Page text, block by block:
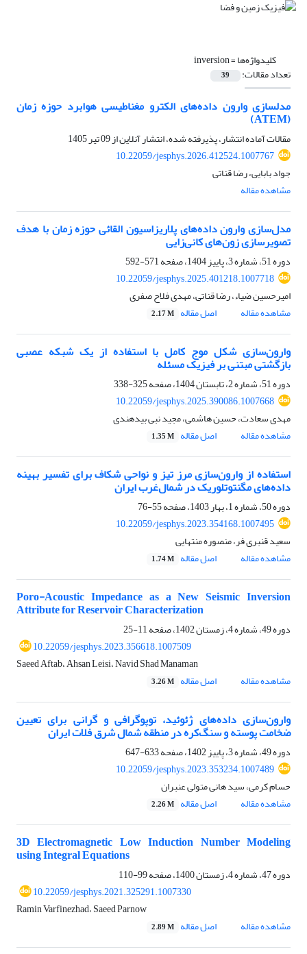
کلیدواژه‌ها =inversion
تعداد مقالات: 39
مدلسازی وارون داده‌های الکترو مغناطیسی هوابرد حوزه زمان
(ATEM)
مقالات آماده انتشار، پذیرفته شده، انتشار آنلاین از09 تیر 1405
10.22059/jesphys.2026.412524.1007767
جواد بابایی، رضا قناتی
مشاهده مقاله
مدل‌سازی وارون داده‌های پلاریزاسیون القائی حوزه زمان با هدف
تصویرسازی زون‌های کانی‌زایی
دوره 51، شماره 3، پاییز 1404، صفحه
571-592
10.22059/jesphys.2025.401218.1007718
امیرحسین ضیاء، رضا قناتی، مهدی فلاح صفری
مشاهده مقاله
اصل مقاله 2.17 M
وارون‌سازی شکل موج کامل با استفاده از یک شبکه عصبی
بازگشتی مبتنی ‌بر فیزیک مسئله
دوره 51، شماره 2، تابستان 1404، صفحه
325-338
10.22059/jesphys.2025.390086.1007668
مهدی سعادت، حسین هاشمی، مجید نبی بیدهندی
مشاهده مقاله
اصل مقاله 1.35 M
استفاده از وارون‌سازی مرز تیز و نواحی شکاف برای تفسیر بهینه
داد‌ه‌های مگنتوتلوریک در شمال‌غرب ایران
دوره 50، شماره 1، بهار 1403، صفحه
55-76
10.22059/jesphys.2023.354168.1007495
سعید قنبری فر، منصوره منتهایی
مشاهده مقاله
اصل مقاله 1.74 M
Poro-Acoustic Impedance as a New Seismic Inversion
Attribute for Reservoir Characterization
دوره 49، شماره 4، زمستان 1402، صفحه
11-25
10.22059/jesphys.2023.356618.1007509
Saeed Aftab، Ahsan Leisi، Navid Shad Manaman
مشاهده مقاله
اصل مقاله 3.26 M
وارون‌سازی داده‌های ژئوئید، توپوگرافی و گرانی برای تعیین
ضخامت پوسته و سنگ‌کره در منطقه‌ شمال شرق فلات ایران
دوره 49، شماره 3، پاییز 1402، صفحه
633-647
10.22059/jesphys.2023.353234.1007489
حسام کرمی، سید هانی متولی عنبران
مشاهده مقاله
اصل مقاله 2.26 M
3D Electromagnetic Low Induction Number Modeling
using Integral Equations
دوره 47، شماره 4، زمستان 1400، صفحه
99-110
10.22059/jesphys.2021.325291.1007330
Ramin Varfinezhad، Saeed Parnow
مشاهده مقاله
اصل مقاله 2.89 M